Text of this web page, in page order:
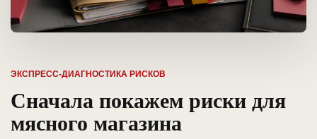
ЭКСПРЕСС-ДИАГНОСТИКА РИСКОВ
Сначала покажем риски для
мясного магазина